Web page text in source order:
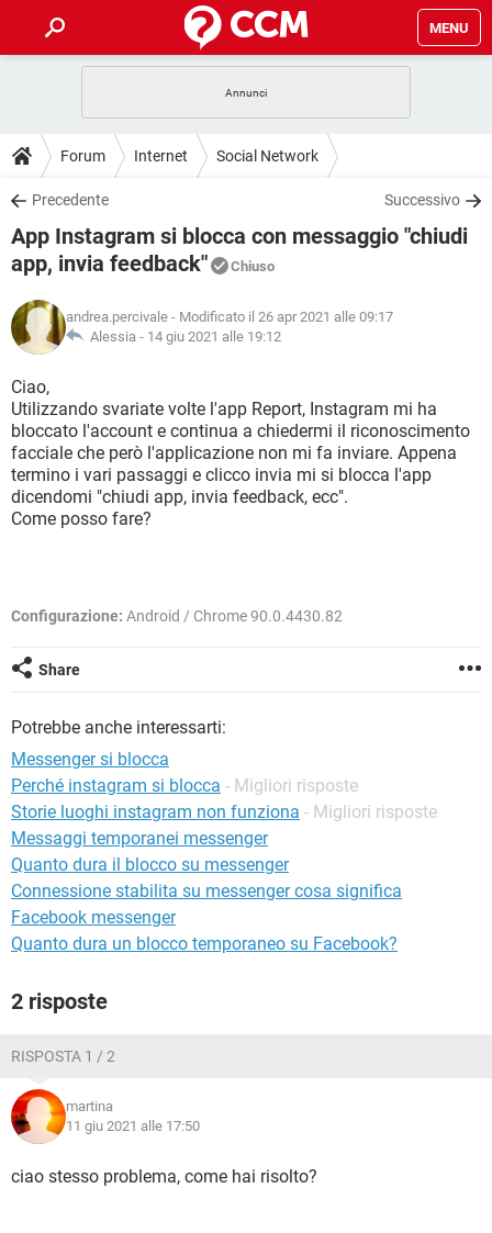
MENU
INTRATTENIMENTO ANDROID
iOS
INSTAGRAM WHATSAPP
TIKTOK FACEBOOK
HARDWARE
GUIDE
COVID-19
iOS
TIKTOK FACEBOOK
DOWNLOAD
COVID-19 GAMING
INTRATTENIMENTO ANDROID
iOS WINDOWS 10
INSTAGRAM
TIKTOK
HARDWARE
FORUM
INTRATTENIMENTO ANDROID
INSTAGRAM WHATSAPP
TIKTOK FACEBOOK
HARDWARE
GLOSSARIO
COVID-19
INTRATTENIMENTO
iOS WINDOWS 10
INSTAGRAM WHATSAPP
TIKTOK FACEBOOK
Forum Internet Social Network
Precedente Successivo
App Instagram si blocca con messaggio "chiudi
app, invia feedback"
Chiuso
andrea.percivale - Modificato il 26 apr 2021 alle 09:17
Alessia - 14 giu 2021 alle 19:12
Ciao,
Utilizzando svariate volte l'app Report, Instagram mi ha
bloccato l'account e continua a chiedermi il riconoscimento
facciale che però l'applicazione non mi fa inviare. Appena
termino i vari passaggi e clicco invia mi si blocca l'app
dicendomi "chiudi app, invia feedback, ecc".
Come posso fare?
Configurazione: Android / Chrome 90.0.4430.82
Share
Potrebbe anche interessarti:
Messenger si blocca
Perché instagram si blocca - Migliori risposte
Storie luoghi instagram non funziona - Migliori risposte
Messaggi temporanei messenger
Quanto dura il blocco su messenger
Connessione stabilita su messenger cosa significa
Facebook messenger
Quanto dura un blocco temporaneo su Facebook?
2 risposte
RISPOSTA 1 / 2
martina
11 giu 2021 alle 17:50
ciao stesso problema, come hai risolto?